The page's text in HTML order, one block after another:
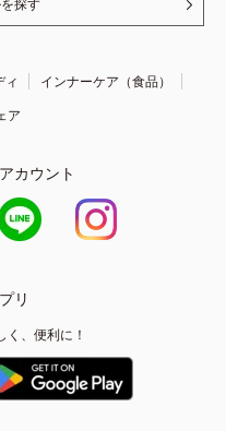
探す
ィ
インナーケア（食品）
ア
カウント
リ
く、便利に！